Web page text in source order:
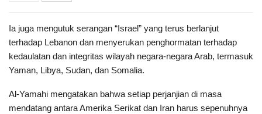
Ia juga mengutuk serangan “Israel” yang terus berlanjut
terhadap Lebanon dan menyerukan penghormatan terhadap
kedaulatan dan integritas wilayah negara-negara Arab, termasuk
Yaman, Libya, Sudan, dan Somalia.
Al-Yamahi mengatakan bahwa setiap perjanjian di masa
mendatang antara Amerika Serikat dan Iran harus sepenuhnya